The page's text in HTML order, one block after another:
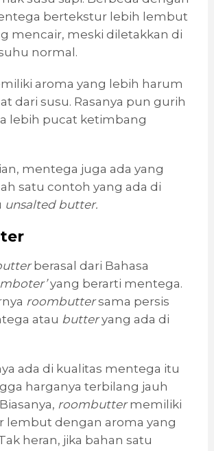
bertekstur lebih lembut
mencair, meski diletakkan di
normal.
aroma yang lebih harum
dari susu. Rasanya pun gurih
lebih pucat ketimbang
mentega juga ada yang
satu contoh yang ada di
unsalted butter.
berasal dari Bahasa
yang berarti mentega.
roombutter sama persis
atau butteryang ada di
ada di kualitas mentega itu
harganya terbilang jauh
roombutter memiliki
lembut dengan aroma yang
heran, jika bahan satu